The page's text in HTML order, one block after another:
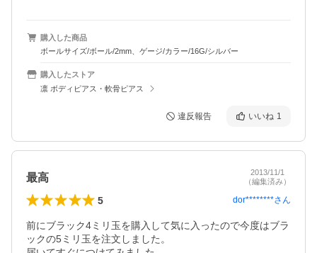
購入した商品
ボールサイズ/ボール/2mm、ゲージ/カラー/16G/シルバー
購入したストア
凛 ボディピアス・軟骨ピアス
違反報告 いいね 1
最高
2013/11/1
（編集済み）
5 dor********さん
前にブラック4ミリ玉を購入して気に入ったので今度はブラ
ックの5ミリ玉を注文しました。